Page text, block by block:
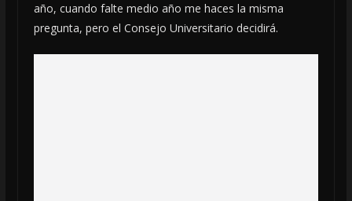
año, cuando falte medio año me haces la misma
pregunta, pero el Consejo Universitario decidirá.